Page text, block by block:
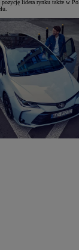
lidera rynku także w